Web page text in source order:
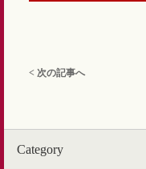
< 次の記事へ
Category